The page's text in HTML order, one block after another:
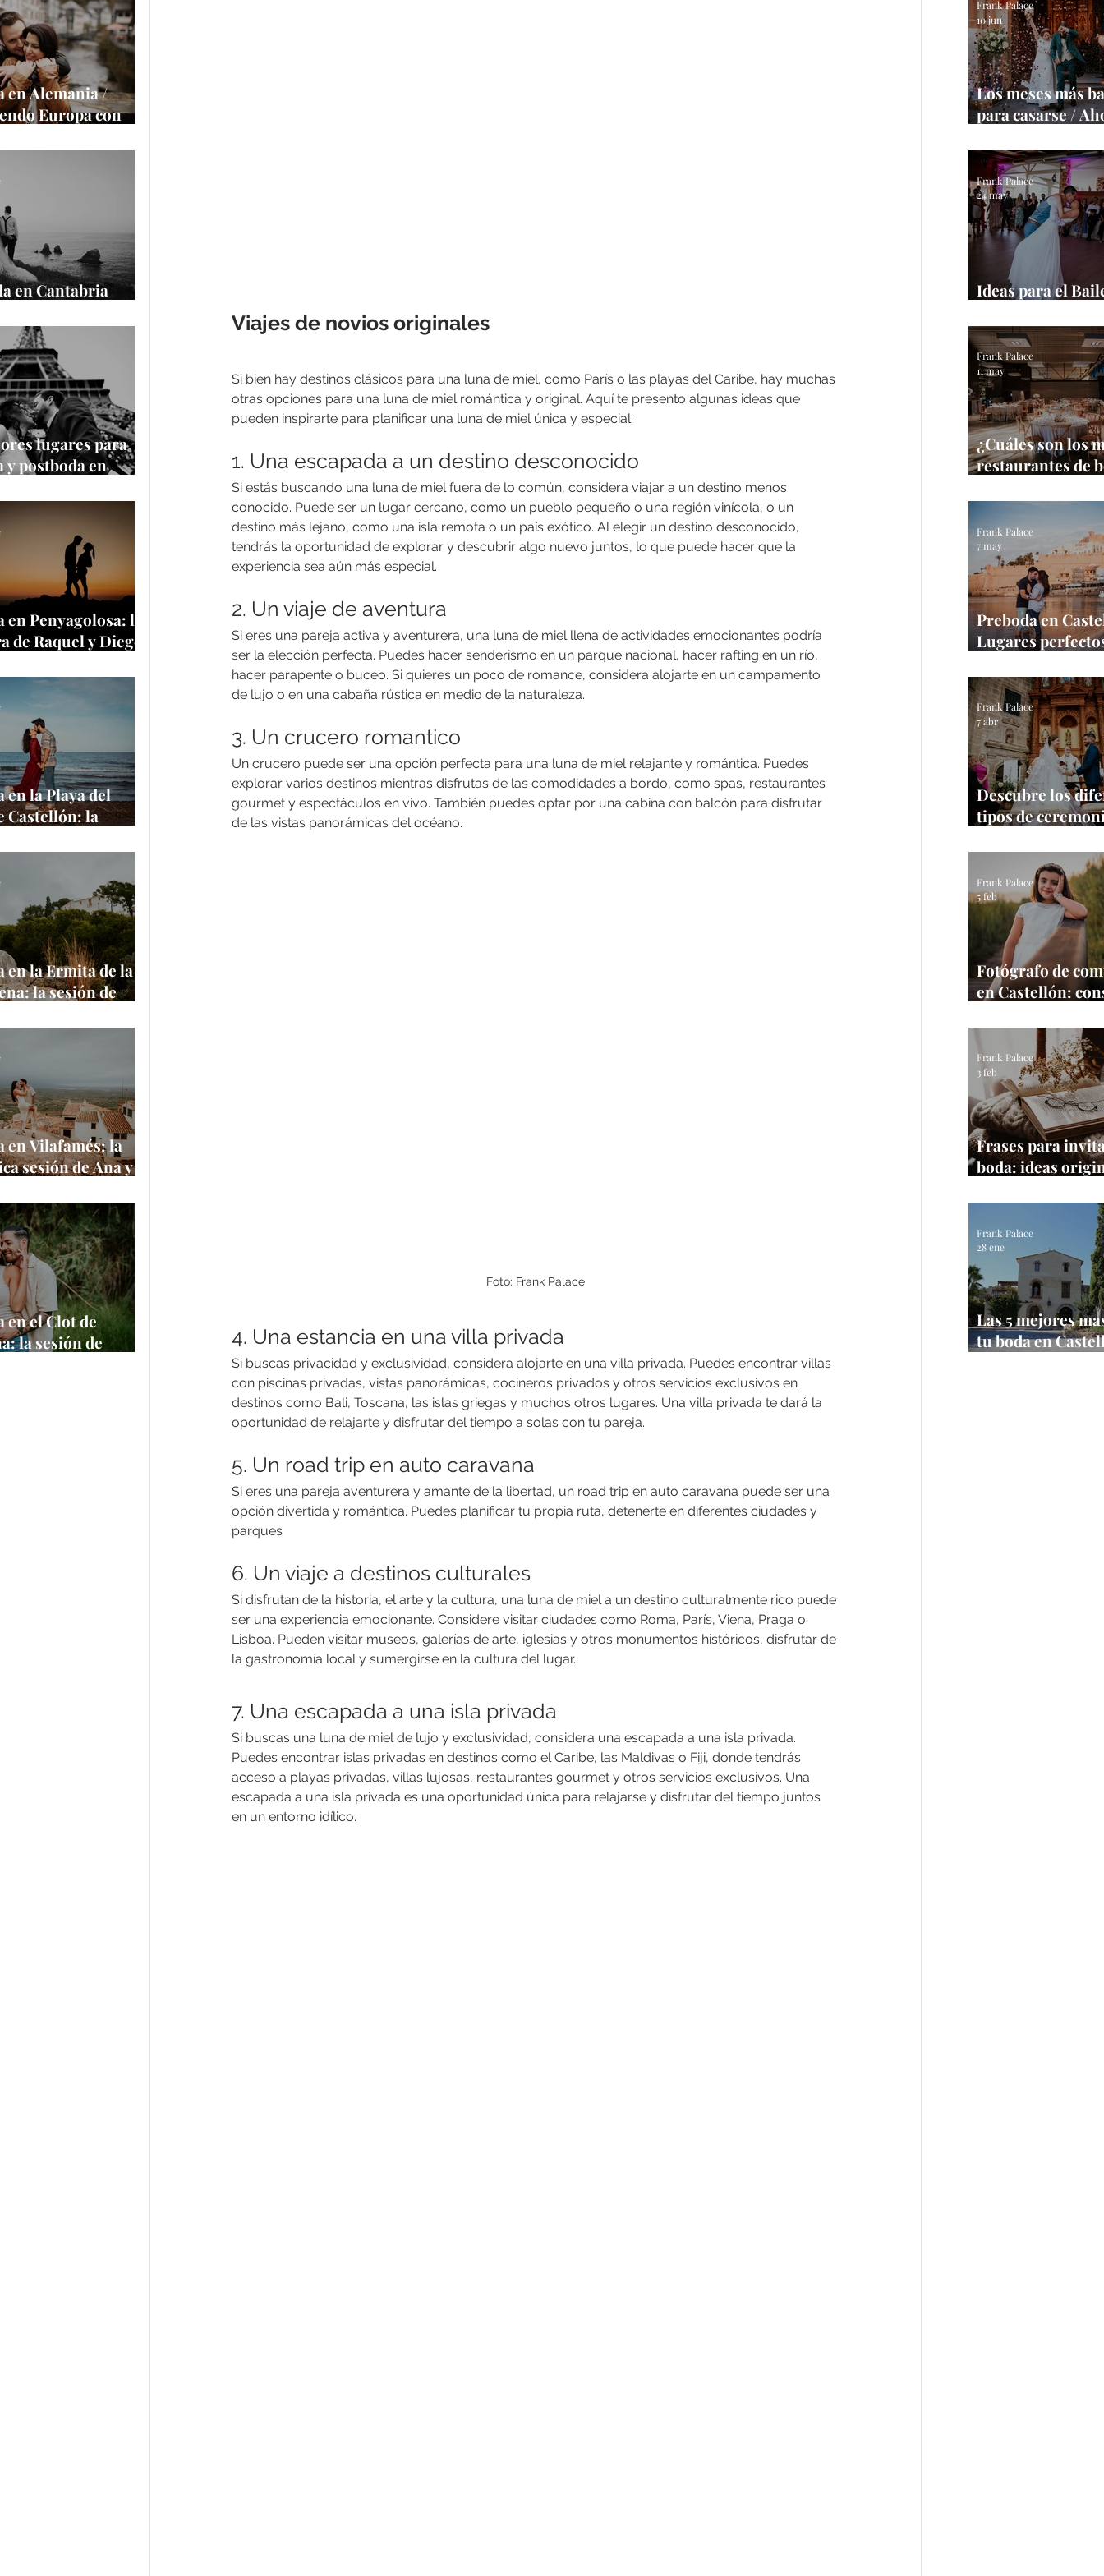
en Alemania /
Europa con
en Cantabria
lugares para
y postboda en
en Penyagolosa: la
de Raquel y Diego
de Castellón
en la Playa del
Castellón: la
al
en la Ermita de la
la sesión de
más
de Castellón
en Vilafamés: la
sesión de Ana y
de España
en el Clot de
la sesión de
Viajes de novios originales
Si bien hay destinos clásicos para una luna de miel, como París o las playas del Caribe, hay muchas
otras opciones para una luna de miel romántica y original. Aquí te presento algunas ideas que
pueden inspirarte para planificar una luna de miel única y especial:
1. Una escapada a un destino desconocido
Si estás buscando una luna de miel fuera de lo común, considera viajar a un destino menos
conocido. Puede ser un lugar cercano, como un pueblo pequeño o una región vinícola, o un
destino más lejano, como una isla remota o un país exótico. Al elegir un destino desconocido,
tendrás la oportunidad de explorar y descubrir algo nuevo juntos, lo que puede hacer que la
experiencia sea aún más especial.
2. Un viaje de aventura
Si eres una pareja activa y aventurera, una luna de miel llena de actividades emocionantes podría
ser la elección perfecta. Puedes hacer senderismo en un parque nacional, hacer rafting en un río,
hacer parapente o buceo. Si quieres un poco de romance, considera alojarte en un campamento
de lujo o en una cabaña rústica en medio de la naturaleza.
3. Un crucero romantico
Un crucero puede ser una opción perfecta para una luna de miel relajante y romántica. Puedes
explorar varios destinos mientras disfrutas de las comodidades a bordo, como spas, restaurantes
gourmet y espectáculos en vivo. También puedes optar por una cabina con balcón para disfrutar
de las vistas panorámicas del océano.
Foto: Frank Palace
4. Una estancia en una villa privada
Si buscas privacidad y exclusividad, considera alojarte en una villa privada. Puedes encontrar villas
con piscinas privadas, vistas panorámicas, cocineros privados y otros servicios exclusivos en
destinos como Bali, Toscana, las islas griegas y muchos otros lugares. Una villa privada te dará la
oportunidad de relajarte y disfrutar del tiempo a solas con tu pareja.
5. Un road trip en auto caravana
Si eres una pareja aventurera y amante de la libertad, un road trip en auto caravana puede ser una
opción divertida y romántica. Puedes planificar tu propia ruta, detenerte en diferentes ciudades y
parques
6. Un viaje a destinos culturales
Si disfrutan de la historia, el arte y la cultura, una luna de miel a un destino culturalmente rico puede
ser una experiencia emocionante. Considere visitar ciudades como Roma, París, Viena, Praga o
Lisboa. Pueden visitar museos, galerías de arte, iglesias y otros monumentos históricos, disfrutar de
la gastronomía local y sumergirse en la cultura del lugar.
7. Una escapada a una isla privada
Si buscas una luna de miel de lujo y exclusividad, considera una escapada a una isla privada.
Puedes encontrar islas privadas en destinos como el Caribe, las Maldivas o Fiji, donde tendrás
acceso a playas privadas, villas lujosas, restaurantes gourmet y otros servicios exclusivos. Una
escapada a una isla privada es una oportunidad única para relajarse y disfrutar del tiempo juntos
en un entorno idílico.
Los meses más
para casarse /
Frank Palace
10 jun
Ideas para el
Frank Palace
24 may
¿Cuáles son los
restaurantes de
Frank Palace
11 may
Preboda en
Lugares
Frank Palace
Frank Palace
7 may
Descubre los
tipos de
Guía 2026
Frank Palace
7 abr
Fotógrafo de
en Castellón:
estrés
Frank Palace
5 feb
Frases para
boda: ideas
Frank Palace
3 feb
Las 5 mejores
tu boda en
Frank Palace
28 ene